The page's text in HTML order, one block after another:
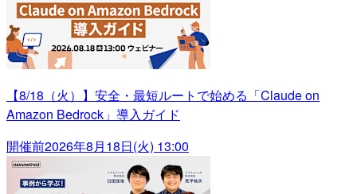
【8/18（火）】安全・最短ルートで始める「Claude on
Amazon Bedrock」導入ガイド
開催前2026年8月18日(火) 13:00